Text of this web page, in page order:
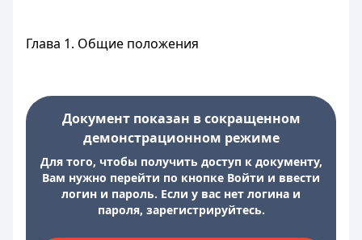
Глава 1. Общие положения
Документ показан в сокращенном
демонстрационном режиме
Для того, чтобы получить доступ к документу,
Вам нужно перейти по кнопке Войти и ввести
логин и пароль. Если у вас нет логина и
пароля, зарегистрируйтесь.